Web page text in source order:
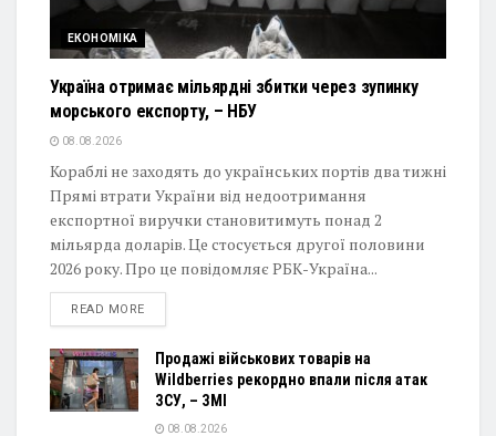
ЕКОНОМІКА
Україна отримає мільярдні збитки через зупинку
морського експорту, – НБУ
08.08.2026
Кораблі не заходять до українських портів два тижні
Прямі втрати України від недоотримання
експортної виручки становитимуть понад 2
мільярда доларів. Це стосується другої половини
2026 року. Про це повідомляє РБК-Україна...
READ MOREDETAILS
Продажі військових товарів на
Wildberries рекордно впали після атак
ЗСУ, – ЗМІ
08.08.2026